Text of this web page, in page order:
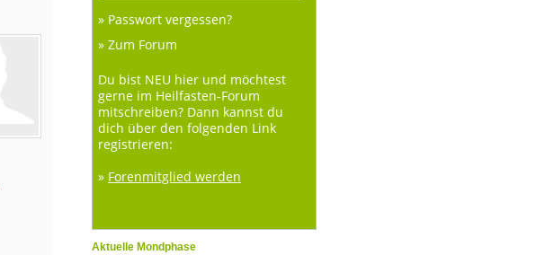
» Passwort vergessen?
» Zum Forum
Du bist NEU hier und möchtest
gerne im Heilfasten-Forum
mitschreiben? Dann kannst du
dich über den folgenden Link
registrieren:
» Forenmitglied werden
Aktuelle Mondphase